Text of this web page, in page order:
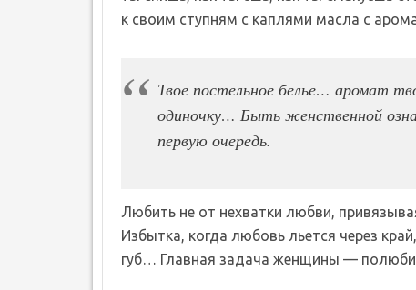
к своим ступням с каплями масла с
Твое постельное белье… аромат
одиночку… Быть женственной
первую очередь.
Любить не от нехватки любви,
Избытка, когда любовь льется через
губ… Главная задача женщины —